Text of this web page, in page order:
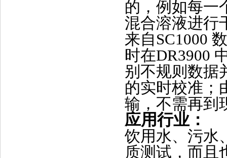
的，例如每一
混合溶液进行
来自SC1000
时在DR3900
别不规则数据
的实时校准；
输，不需再到
应用行业：
饮用水、污水
质测试，而且